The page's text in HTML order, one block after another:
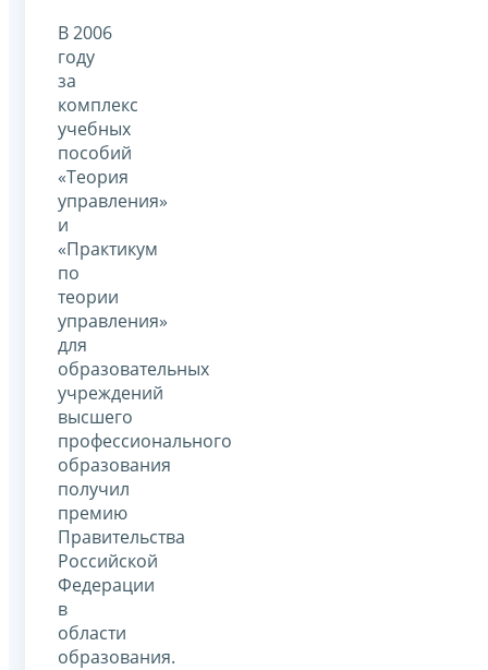
В 2006
году
за
комплекс
учебных
пособий
«Теория
управления»
и
«Практикум
по
теории
управления»
для
образовательных
учреждений
высшего
профессионального
образования
получил
премию
Правительства
Российской
Федерации
в
области
образования.